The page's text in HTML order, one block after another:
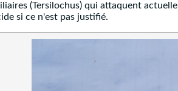
(Tersilochus) qui attaquent
si ce n'est pas justifié.